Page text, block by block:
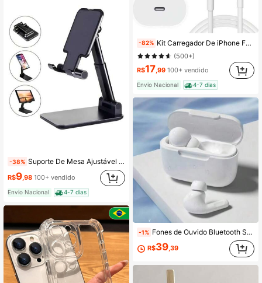
-38% Suporte De Mesa Ajustável Universal Celular Tablet Cor aleatória
R$9,98 100+ vendido
Envio Nacional 4-7 dias
-82% Kit Carregador De iPhone Fonte com Cabo Carregamento Rápido 1m PD 20w
(500+)
R$17 ,99 100+ vendido
Envio Nacional 4-7 dias
-1% Fones de Ouvido Bluetooth Sem Fio TWS PRO10 Bluetooth 5.3, Fones de Ouvido Estéreo À Prova d'Água para Esportes Compatíveis com Smartphones
R$39,39